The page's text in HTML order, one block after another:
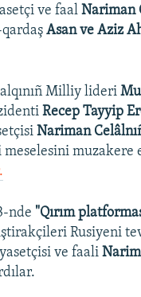
ve faal Nariman
Asan ve Aziz
Milliy lideri
Recep Tayyip
Nariman
meselesini muzakere
nde "Qırım
Rusiyeni
ve faali